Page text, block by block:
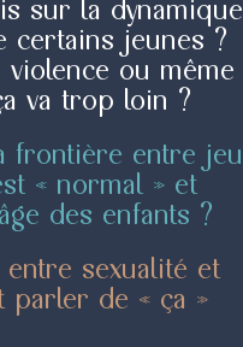
sur la dynamique
certains jeunes ?
violence ou même
va trop loin ?
frontière entre jeu
« normal » et
des enfants ?
sexualité et
parler de « ça »